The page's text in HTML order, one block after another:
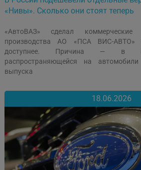
«Нивы». Сколько они стоят теперь
«АвтоВАЗ» сделал
производства АО «ПСА ВИС-
доступнее. Причина — в
распространяющейся на
выпуска
18.06.2026